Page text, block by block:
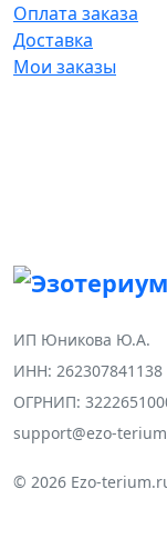
ИП Юникова Ю.А.
ИНН: 262307841138
ОГРНИП:
support@ezo-
© 2026 Ezo-
Оплата заказа
Доставка
Мои заказы